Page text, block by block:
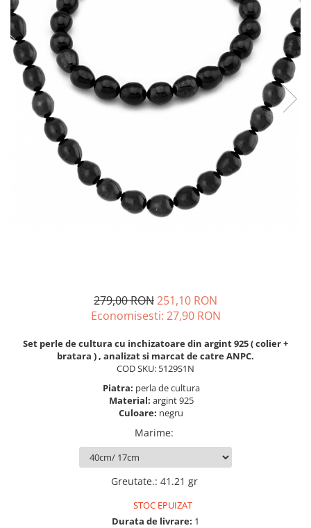
INELE
PIERCING
SETURI BIJUTERII
ACE DE CRAVATA
BRATARI PENTRU PICIOR
BUTONI
INELE
BUTONI
BRATARA TIP ROZARIU
LANTURI TIP ROZARIU
279,00 RON251,10 RON
Economisesti: 27,90 RON
Set perle de cultura cu inchizatoare din argint 925 ( colier +
bratara ) , analizat si marcat de catre ANPC.
COD SKU: 5129S1N
Piatra: perla de cultura
Material: argint 925
Culoare: negru
Marime:
Greutate.: 41.21 gr
STOC EPUIZAT
Durata de livrare: 1